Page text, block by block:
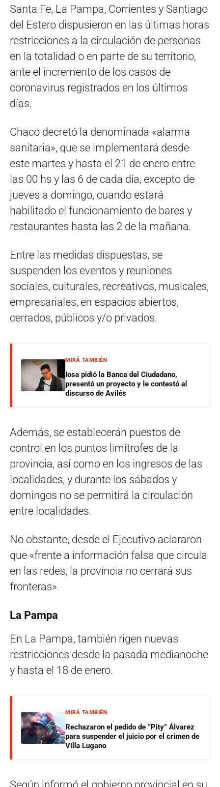
Santa Fe, La Pampa, Corrientes y Santiago
del Estero dispusieron en las últimas horas
restricciones a la circulación de personas
en la totalidad o en parte de su territorio,
ante el incremento de los casos de
coronavirus registrados en los últimos
días.
Chaco decretó la denominada «alarma
sanitaria», que se implementará desde
este martes y hasta el 21 de enero entre
las 00 hs y las 6 de cada día, excepto de
jueves a domingo, cuando estará
habilitado el funcionamiento de bares y
restaurantes hasta las 2 de la mañana.
Entre las medidas dispuestas, se
suspenden los eventos y reuniones
sociales, culturales, recreativos, musicales,
empresariales, en espacios abiertos,
cerrados, públicos y/o privados.
MIRÁ TAMBIÉN
Iosa pidió la Banca del Ciudadano,
presentó un proyecto y le contestó al
discurso de Avilés
Además, se establecerán puestos de
control en los puntos limítrofes de la
provincia, así como en los ingresos de las
localidades, y durante los sábados y
domingos no se permitirá la circulación
entre localidades.
No obstante, desde el Ejecutivo aclararon
que «frente a información falsa que circula
en las redes, la provincia no cerrará sus
fronteras».
La Pampa
En La Pampa, también rigen nuevas
restricciones desde la pasada medianoche
y hasta el 18 de enero.
MIRÁ TAMBIÉN
Rechazaron el pedido de “Pity” Álvarez
para suspender el juicio por el crimen de
Villa Lugano